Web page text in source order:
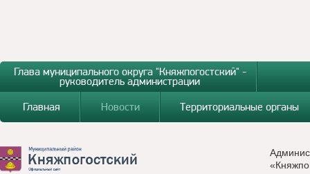
Глава муниципального округа "Княжпогостский" -
руководитель администрации
Главная
Новости Территориальные органы